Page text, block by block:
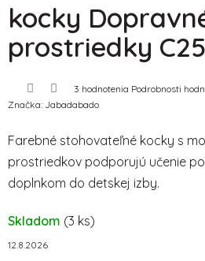
kocky
prostriedky
Priemerné
hodnotenie
produktu
2,7
z
5
hviezdičiek.
3 hodnotenia Podrobnosti
Značka: Jabadabado
Farebné stohovateľné kocky s
prostriedkov podporujú učenie
doplnkom do detskej izby.
Skladom (3 ks)
12.8.2026